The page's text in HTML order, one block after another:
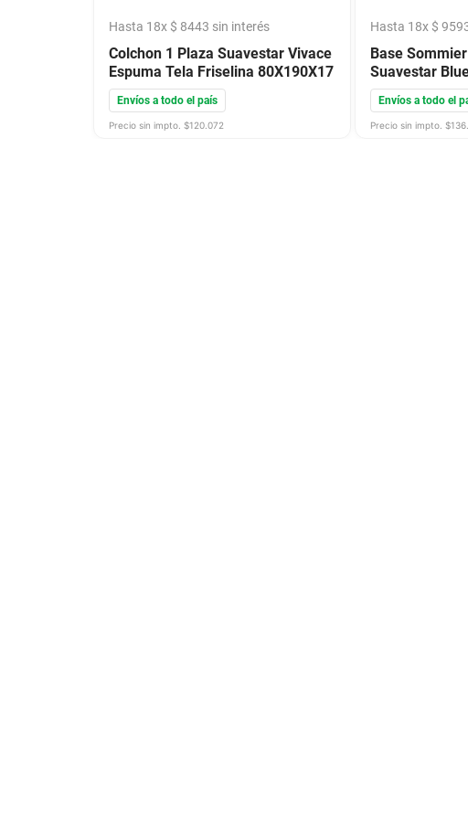
Hasta 18x $ 8443 sin interés
Colchon 1 Plaza Suavestar Vivace
Espuma Tela Friselina 80X190X17
Envíos a todo el país
Precio sin impto. $120.072
Hasta 18x $
Base
Suavestar
Envíos a todo el
Precio sin impto. $